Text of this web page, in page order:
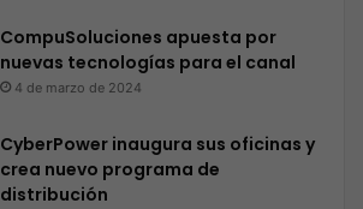
CompuSoluciones apuesta por
nuevas tecnologías para el canal
4 de marzo de 2024
CyberPower inaugura sus oficinas y
crea nuevo programa de
distribución